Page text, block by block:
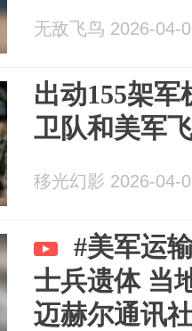
无敌飞鸟 2026-04-
出动155架
卫队和美军
移光幻影 2026-04-
#美军运
士兵遗体 当
迈赫尔通讯